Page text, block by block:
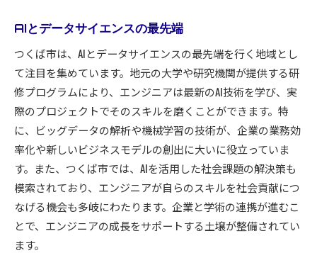
AIとデータサイエンスの最先端
つくば市は、AIとデータサイエンスの最先端を行く地域とし
て注目を集めています。地元の大学や研究機関が提供する研
修プログラムにより、エンジニアは最新のAI技術を学び、実
際のプロジェクトでそのスキルを磨くことができます。特
に、ビッグデータの解析や機械学習の技術が、企業の業務効
率化や新しいビジネスモデルの創出に大いに役立っていま
す。また、つくば市では、AIを活用した社会課題の解決策も
模索されており、エンジニアが自らのスキルを社会貢献につ
なげる機会も多岐にわたります。企業と学術の連携が進むこ
とで、エンジニアの成長をサポートする土壌が整備されてい
ます。